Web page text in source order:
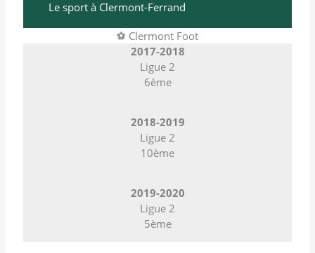
Le sport à Clermont-Ferrand
⚽ Clermont Foot
2017-2018
Ligue 2
6ème
2018-2019
Ligue 2
10ème
2019-2020
Ligue 2
5ème